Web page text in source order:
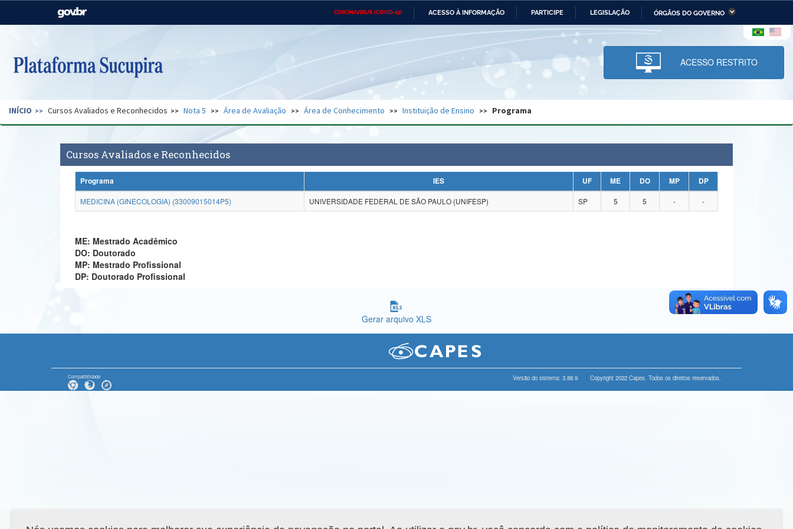
CORONAVÍRUS (COVID-19) ACESSO À INFORMAÇÃO PARTICIPE LEGISLAÇÃO ÓRGÃOS DO GOVERNO
Casa Civil Ministério das Relações Ministério da Economia Ministério da Infraestrutura
Pecuária e Abastecimento
Ministério da Ciência,
Tecnologia, Inovações e
Comunicações
Ministério do Desenvolvimento
Regional e dos Direitos Humanos
Secretaria de Governo Gabinete de Segurança Advocacia-Geral da União Banco Central do Brasil Planalto
ACESSO RESTRITO
INÍCIO Cursos Avaliados e Reconhecidos Nota 5 Área de Avaliação Área de Conhecimento Instituição de Ensino Programa
Cursos Avaliados e Reconhecidos
Programa IES UF ME DO MP
DP
MEDICINA (GINECOLOGIA) (33009015014P5)
UNIVERSIDADE FEDERAL DE SÃO PAULO (UNIFESP) SP 5 5 - -
ME: Mestrado Acadêmico
DO: Doutorado
MP: Mestrado Profissional
DP: Doutorado Profissional
Gerar arquivo XLS
Compatibilidade Versão do sistema: 3.88.9 Copyright 2022 Capes. Todos os direitos reservados.